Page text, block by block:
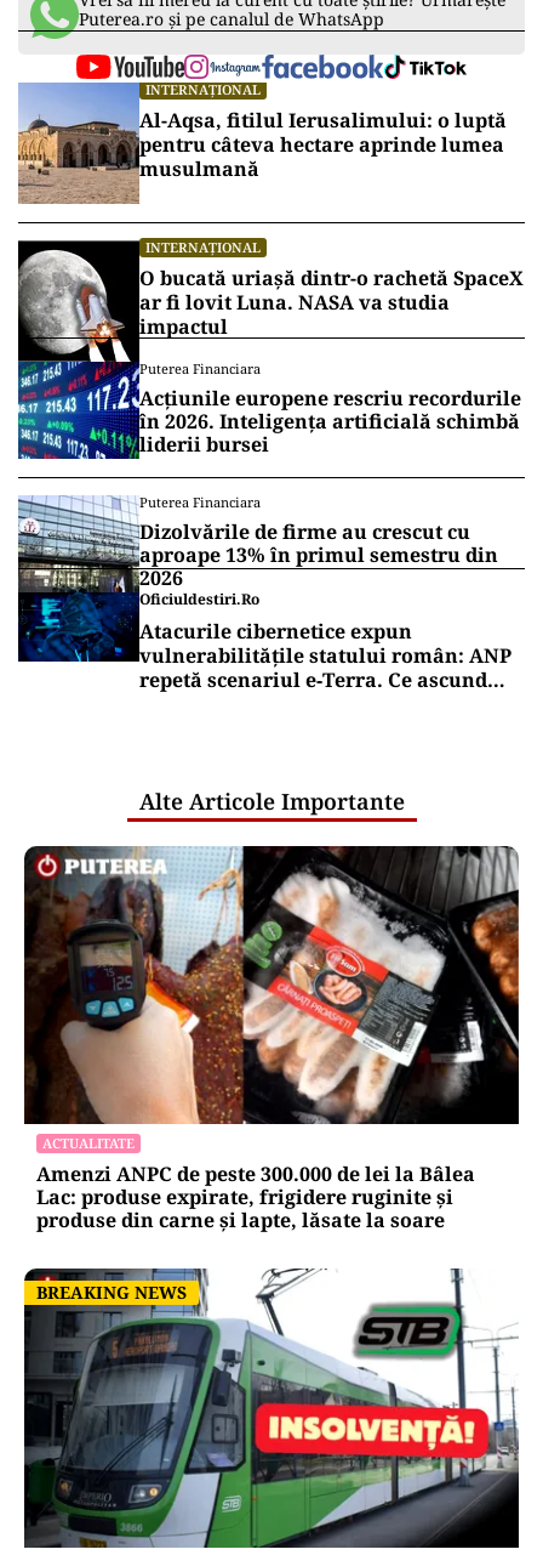
Puterea.ro și pe canalul de WhatsApp
INTERNAȚIONAL
Al-Aqsa, fitilul Ierusalimului: o luptă
pentru câteva hectare aprinde lumea
musulmană
INTERNAȚIONAL
O bucată uriașă dintr-o rachetă SpaceX
ar fi lovit Luna. NASA va studia
impactul
Puterea Financiara
Acțiunile europene rescriu recordurile
în 2026. Inteligența artificială schimbă
liderii bursei
Puterea Financiara
Dizolvările de firme au crescut cu
aproape 13% în primul semestru din
2026
Oficiuldestiri.ro
Atacurile cibernetice expun
vulnerabilitățile statului român: ANP
repetă scenariul e‑Terra. Ce ascund
Alte Articole Importante
ACTUALITATE
Amenzi ANPC de peste 300.000 de lei la Bâlea
Lac: produse expirate, frigidere ruginite și
produse din carne și lapte, lăsate la soare
BREAKING NEWS
BREAKING NEWS